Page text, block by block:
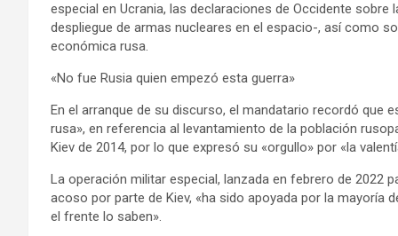
especial en Ucrania, las declaraciones de Occidente
despliegue de armas nucleares en el espacio-, así como
económica rusa.
«No fue Rusia quien empezó esta guerra»
En el arranque de su discurso, el mandatario recordó que
rusa», en referencia al levantamiento de la población
Kiev de 2014, por lo que expresó su «orgullo» por «la
La operación militar especial, lanzada en febrero de 2022
acoso por parte de Kiev, «ha sido apoyada por la mayoría
el frente lo saben».